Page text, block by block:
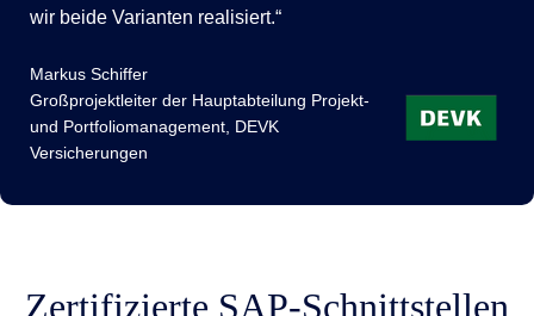
wir beide Varianten realisiert.
Markus Schiffer
Großprojektleiter der Hauptabteilung Projekt-
und Portfoliomanagement, DEVK
Versicherungen
Zertifizierte SAP-Schnittstellen